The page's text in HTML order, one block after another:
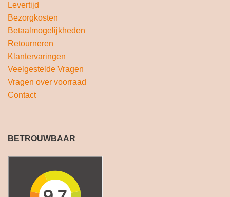
Levertijd
Bezorgkosten
Betaalmogelijkheden
Retourneren
Klantervaringen
Veelgestelde Vragen
Vragen over voorraad
Contact
BETROUWBAAR